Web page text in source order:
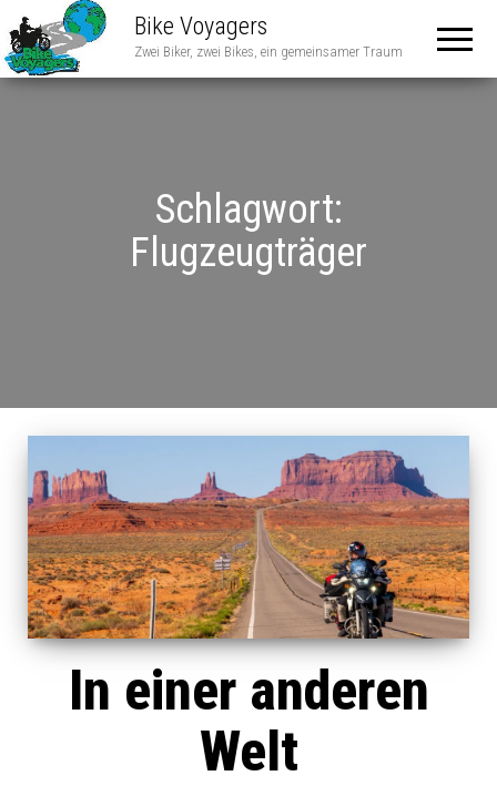
Bike Voyagers
Zwei Biker, zwei Bikes, ein gemeinsamer Traum
Schlagwort:
Flugzeugträger
In einer anderen
Welt